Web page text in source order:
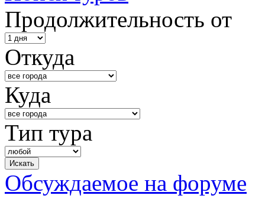
Продолжительность от
Откуда
Куда
Тип тура
Обсуждаемое на форуме